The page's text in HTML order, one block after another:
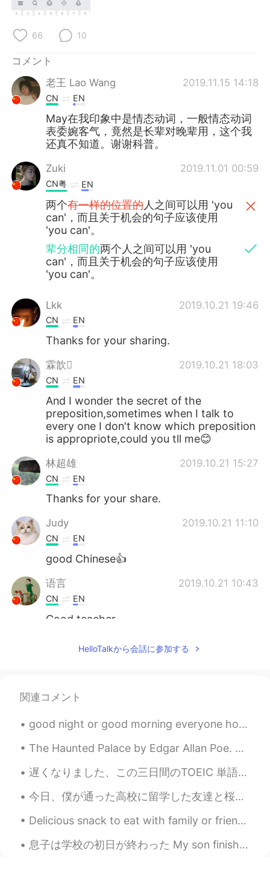
66 10
コメント
老王 Lao Wang
2019.11.15 14:18
CN EN
May在我印象中是情态动词，一般情态动词
表委婉客气，竟然是长辈对晚辈用，这个我
还真不知道。谢谢科普。
Zuki 2019.11.01 00:59
CN粤 EN
两个有一样的位置的人之间可以用 'you
can'，而且关于机会的句子应该使用
'you can'。
辈分相同的两个人之间可以用 'you
can'，而且关于机会的句子应该使用
'you can'。
Lkk 2019.10.21 19:46
CN EN
Thanks for your sharing.
霖歆 2019.10.21 18:03
CN EN
And I wonder the secret of the
preposition,sometimes when I talk to
every one I don't know which preposition
is appropriote,could you tll me😊
林超雄 2019.10.21 15:27
CN EN
Thanks for your share.
Judy 2019.10.21 11:10
CN EN
good Chinese👍
语言 2019.10.21 10:43
CN EN
Good teacher
2019.10.21 10:36
can'，而且关于机会的句子应该使用
'you can'。
两个同辈关系的人之间可以用 'you
'you can'。
老师，父母， 有比你高的位置的人可以
么东西也要使用 'you may'。
老师，父母，等长辈可以说 'you may'，
而且关于这些人让你做什么东西也要使
用 'you may'。
HelloTalkから会話に参加する
関連コメント
good night or good morning everyone hope you all have a nice or day night 🌚😊🤗t🌙 its still so hot ...
The Haunted Palace by Edgar Allan Poe. Part 1 of 3. IN the greenest of our valleys By good an...
遅くなりました、この三日間のTOEIC 単語です。覚えましょう。最近仕事とプライベートでとても忙しいです。💕さて、今日の晩御飯です。いただきます。❤ちなみに、昨日たくさん生牡蠣を食べたけど、お腹...
今日、僕が通った高校に留学した友達と桜新町にカフェ巡りしました！初めて桜新町に行って、今日の天気は素敵で、散歩しながら楽しいときを過ごしました。一番良かったはOGAWA COFFEE LABOR...
Delicious snack to eat with family or friends 🤤😉 "Zaatar"ピザはエジプトの私の一つの一番好きな食べ物です。通常、私たちは"Zaatar"...
息子は学校の初日が終わった My son finished his first day of school 一年生になって色々が新しいのに、とても喜んでたそう He became a firs...